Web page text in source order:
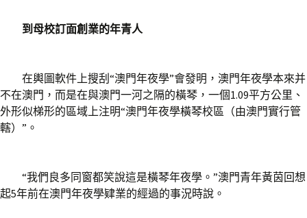
到母校訂面創業的年青人
在輿圖軟件上搜刮“澳門年夜學”會發明，澳門年夜學本來并
不在澳門，而是在與澳門一河之隔的橫琴，一個1.09平方公里、
外形似梯形的區域上注明“澳門年夜學橫琴校區（由澳門實行管
轄）”。
“我們良多同窗都笑說這是橫琴年夜學。”澳門青年黃茵回想
起5年前在澳門年夜學肄業的經過的事況時說。